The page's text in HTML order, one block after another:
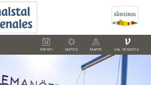
EVENTI METEO MAPPS
V
VAL VENOSTA